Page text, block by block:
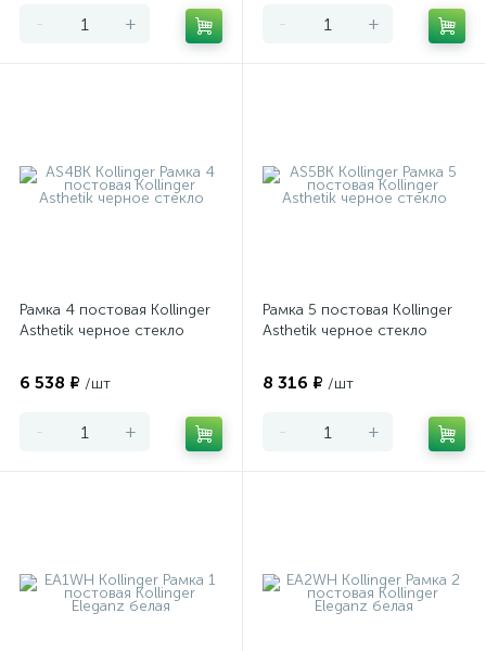
- + - +
Рамка 4 постовая Kollinger
Asthetik черное стекло
6 538 ₽ /шт
- +
Рамка 5 постовая Kollinger
Asthetik черное стекло
8 316 ₽ /шт
- +